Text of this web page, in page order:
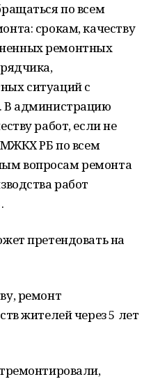
по всем
срокам, качеству
ремонтных
ситуаций с
В администрацию
работ, если не
МЖКХ РБ по всем
вопросам ремонта
работ
претендовать на
ремонт
жителей через 5 лет